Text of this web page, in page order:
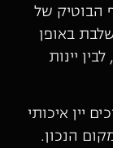
הבוטיק של
באופן
יינות
יין איכותי
הנכון.